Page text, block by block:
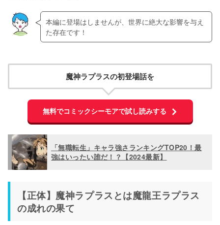
本編に登場はしませんが、世界に絶大な影響を与え
た存在です！
魔神ラプラスの初登場話を
無料でコミックシーモアで試し読みする
「無職転生」キャラ強さランキングTOP20！最
強はいったい誰だ！？【2024最新】
【正体】魔神ラプラスとは魔龍王ラプラス
の成れの果て